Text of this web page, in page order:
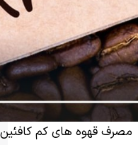
مصرف قهوه های کم کافئین